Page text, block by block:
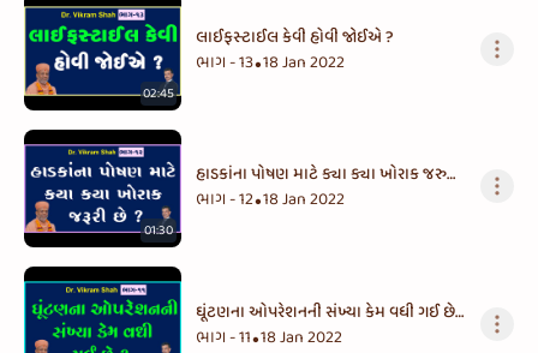
02:45
લાઈફસ્ટાઈલ કેવી હોવી જોઈએ ?
ભાગ - 13•18 Jan 2022
01:30
હાડકાંના પોષણ માટે ક્યા ક્યા ખોરાક જરુરી
છે ?
ભાગ - 12•18 Jan 2022
ઘૂંટણના ઓપરેશનની સંખ્યા કેમ વધી ગઈ છે
?
ભાગ - 11•18 Jan 2022